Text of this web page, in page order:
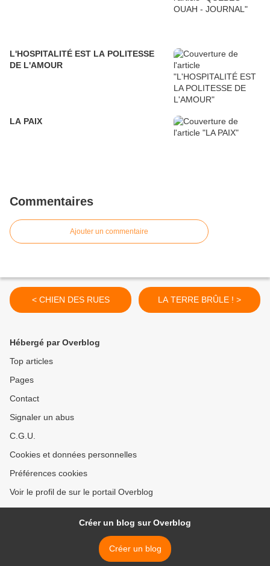
L'HOSPITALITÉ EST LA POLITESSE
DE L'AMOUR
LA PAIX
Commentaires
Ajouter un commentaire
< CHIEN DES RUES LA TERRE BRÛLE ! >
Hébergé par Overblog
Top articles
Pages
Contact
Signaler un abus
C.G.U.
Cookies et données personnelles
Préférences cookies
Voir le profil de sur le portail Overblog
Créer un blog sur Overblog
Créer un blog